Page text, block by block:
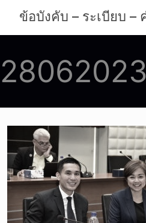
ข้อบังคับ – ระเบียบ –